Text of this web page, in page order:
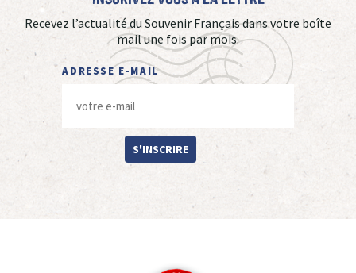
Recevez l’actualité du Souvenir Français dans votre boîte
mail une fois par mois.
ADRESSE E-MAIL
S'INSCRIRE